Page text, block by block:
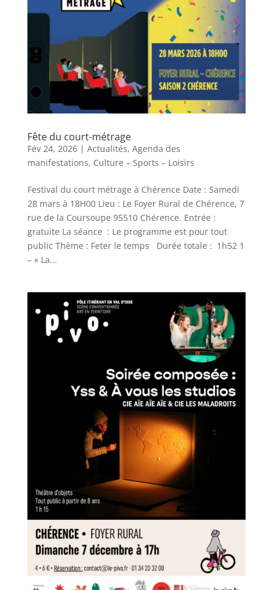
Fête du court-métrage
Fév 24, 2026| Actualités, Agenda des
manifestations, Culture – Sports – Loisirs
Festival du court métrage à Chérence Date : Samedi
28 mars à 18H00 Lieu : Le Foyer Rural de Chérence, 7
rue de la Coursoupe 95510 Chérence. Entrée :
gratuite La séance : Le programme est pour tout
public Thème : Feter le temps Durée totale : 1h52 1
– « La...